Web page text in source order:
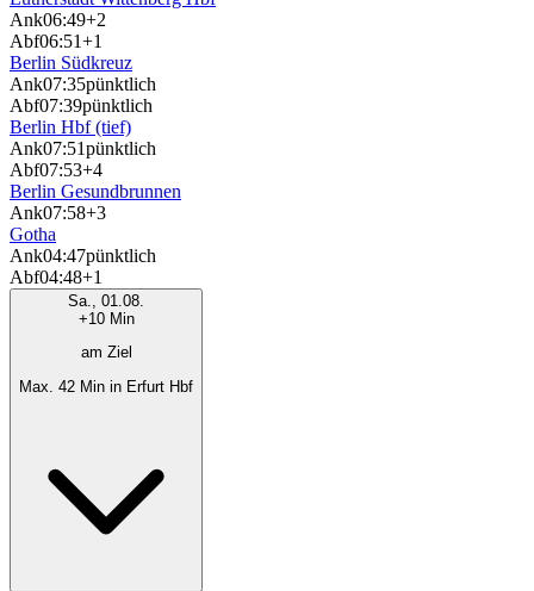
Ank06:49+2
Abf06:51+1
Berlin Südkreuz
Ank07:35pünktlich
Abf07:39pünktlich
Berlin Hbf (tief)
Ank07:51pünktlich
Abf07:53+4
Berlin Gesundbrunnen
Ank07:58+3
Gotha
Ank04:47pünktlich
Abf04:48+1
Sa., 01.08.
+10 Min
am Ziel
Max. 42 Min in Erfurt Hbf